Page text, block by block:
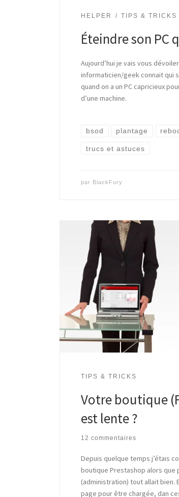
HELPER TIPS & TRICKS
Éteindre son PC
Aujourd’hui je vais vous
informaticien/geek connait qui
quand on a un PC capricieux
d’une machine.
bsod plantage
trucs et astuces
par BlackFury
TIPS & TRICKS
Votre boutique
est lente ?
12 commentaires
Depuis quelque temps j’étais
boutique Prestashop alors que
(administration) tout allait bien.
page pour être chargée, dan